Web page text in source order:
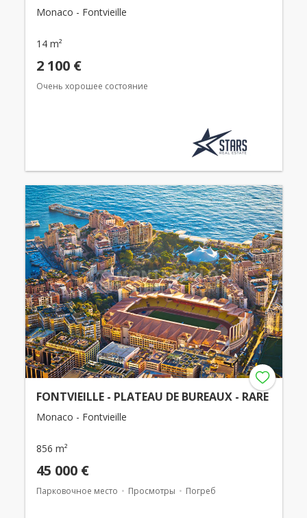
Monaco - Fontvieille
14 m²
2 100 €
Очень хорошее состояние
FONTVIEILLE - PLATEAU DE BUREAUX - RARE
Monaco - Fontvieille
856 m²
45 000 €
Парковочное место Просмотры Погреб